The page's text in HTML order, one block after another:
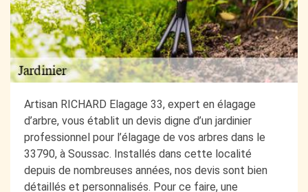
Artisan RICHARD Elagage 33, expert en élagage
d’arbre, vous établit un devis digne d’un jardinier
professionnel pour l’élagage de vos arbres dans le
33790, à Soussac. Installés dans cette localité
depuis de nombreuses années, nos devis sont bien
détaillés et personnalisés. Pour ce faire, une